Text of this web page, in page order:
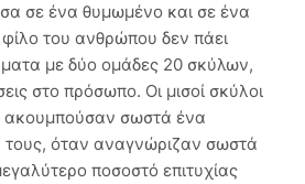
σε ένα θυμωμένο και σε ένα
του ανθρώπου δεν πάει
με δύο ομάδες 20 σκύλων,
στο πρόσωπο. Οι μισοί σκύλοι
ακουμπούσαν σωστά ένα
τους, όταν αναγνώριζαν σωστά
ποσοστό επιτυχίας